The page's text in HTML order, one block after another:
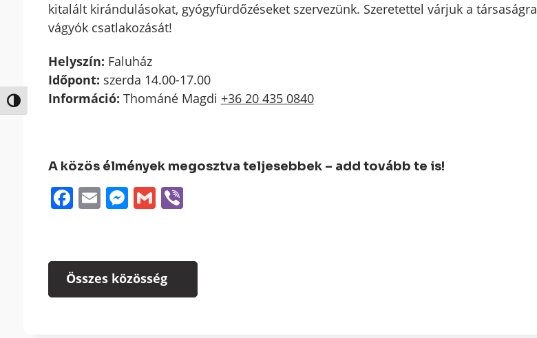
Nagy kontraszt váltása
kitalált kirándulásokat, gyógyfürdőzéseket szervezünk. Szeretettel várjuk a társaságra
vágyók csatlakozását!
Helyszín: Faluház
Időpont: szerda 14.00-17.00
Információ: Thománé Magdi +36 20 435 0840
A közös élmények megosztva teljesebbek – add tovább te is!
Facebook
EmailMessenger
GmailViber
Összes közösség